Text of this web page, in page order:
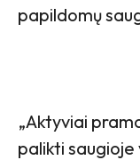
papildomų
„Aktyviai
palikti